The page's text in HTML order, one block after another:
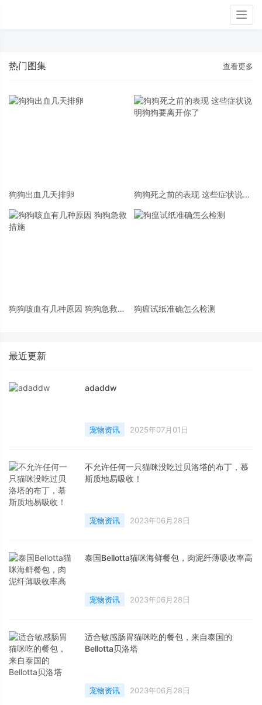
热门图集 查看更多
狗狗出血几天排卵
狗狗死之前的表现 这些症状说明
狗狗咳血有几种原因 狗狗急救措
狗瘟试纸准确怎么检测
最近更新
adaddw
宠物资讯 2025年07月01日
不允许任何一只猫咪没吃过贝洛塔的布丁，慕
斯质地易吸收！
宠物资讯 2023年06月28日
泰国Bellotta猫咪海鲜餐包，肉泥纤薄吸收率高
宠物资讯 2023年06月28日
适合敏感肠胃猫咪吃的餐包，来自泰国的
Bellotta贝洛塔
宠物资讯 2023年06月28日